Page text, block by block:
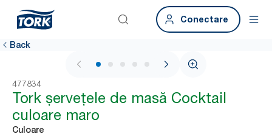
Conectare
Back
1 / 5
477834
Tork șervețele de masă Cocktail
culoare maro
Culoare